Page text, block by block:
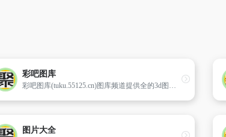
彩吧图库
彩吧图库(tuku.55125.cn)图库频道提供全的3d图谜、彩吧3d彩报、红五3d图库、3d布衣图库、3d三毛图库等内容,是彩民和投注站查阅和下载的佳选择
图片大全